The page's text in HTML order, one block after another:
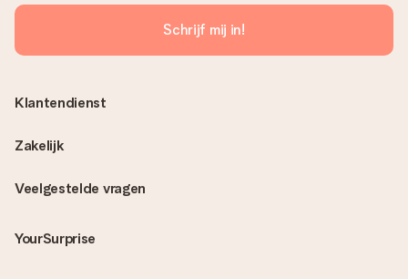
Schrijf mij in!
Veelgestelde vragen
YourSurprise
Klantendienst
Zakelijk